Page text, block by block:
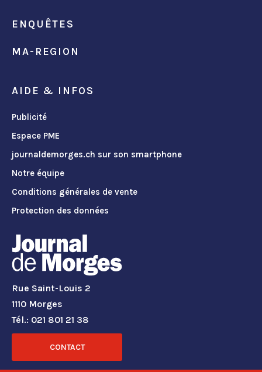
ENQUÊTES
MA-REGION
AIDE & INFOS
Publicité
Espace PME
journaldemorges.ch sur son smartphone
Notre équipe
Conditions générales de vente
Protection des données
Rue Saint-Louis 2
1110 Morges
Tél.: 021 801 21 38
CONTACT